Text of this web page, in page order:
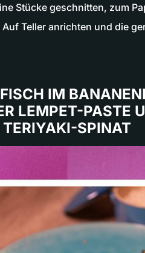
Stücke geschnitten, zum
Teller anrichten und die
IM
LEMPET-PASTE
SPINAT